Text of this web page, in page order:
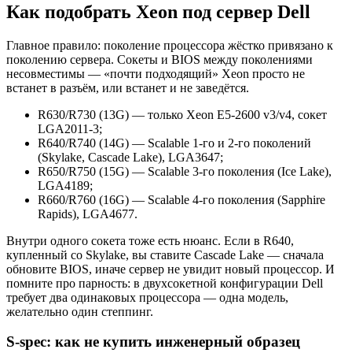
Как подобрать Xeon под сервер Dell
Главное правило: поколение процессора жёстко привязано к
поколению сервера. Сокеты и BIOS между поколениями
несовместимы — «почти подходящий» Xeon просто не
встанет в разъём, или встанет и не заведётся.
R630/R730 (13G) — только Xeon E5-2600 v3/v4, сокет
LGA2011-3;
R640/R740 (14G) — Scalable 1-го и 2-го поколений
(Skylake, Cascade Lake), LGA3647;
R650/R750 (15G) — Scalable 3-го поколения (Ice Lake),
LGA4189;
R660/R760 (16G) — Scalable 4-го поколения (Sapphire
Rapids), LGA4677.
Внутри одного сокета тоже есть нюанс. Если в R640,
купленный со Skylake, вы ставите Cascade Lake — сначала
обновите BIOS, иначе сервер не увидит новый процессор. И
помните про парность: в двухсокетной конфигурации Dell
требует два одинаковых процессора — одна модель,
желательно один степпинг.
S-spec: как не купить инженерный образец